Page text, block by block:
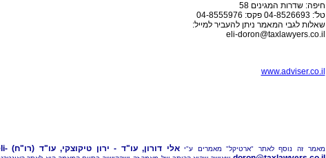
חיפה: שדרות המגינים 58
טל': 04-8526693 פקס: 04-8555976
שאלות לגבי המאמר ניתן להעביר למייל:
eli-doron@taxlawyers.co.il
www.adviser.co.il
מאמר זה נוסף לאתר "ארטיקל" מאמרים ע"יאלי דורון, עו"ד - ירון טיקוצקי, עו"ד (רו"ח)